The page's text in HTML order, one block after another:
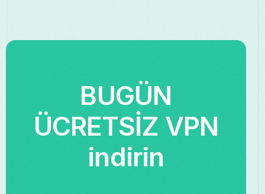
BUGÜN
ÜCRETSİZ VPN
indirin